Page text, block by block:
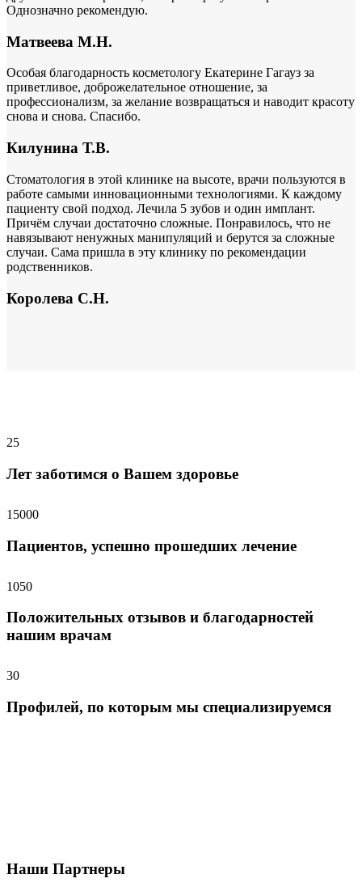
Однозначно рекомендую.
Матвеева М.Н.
Особая благодарность косметологу Екатерине Гагауз за
приветливое, доброжелательное отношение, за
профессионализм, за желание возвращаться и наводит красоту
снова и снова. Спасибо.
Килунина Т.В.
Стоматология в этой клинике на высоте, врачи пользуются в
работе самыми инновационными технологиями. К каждому
пациенту свой подход. Лечила 5 зубов и один имплант.
Причём случаи достаточно сложные. Понравилось, что не
навязывают ненужных манипуляций и берутся за сложные
случаи. Сама пришла в эту клинику по рекомендации
родственников.
Королева С.Н.
25
Лет заботимся о Вашем здоровье
15000
Пациентов, успешно прошедших лечение
1050
Положительных отзывов и благодарностей
нашим врачам
30
Профилей, по которым мы специализируемся
Наши Партнеры